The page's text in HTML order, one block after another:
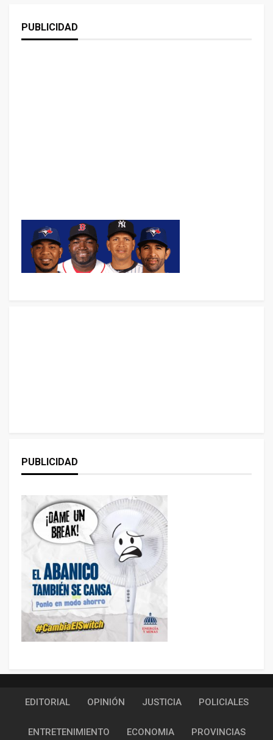
PUBLICIDAD
PUBLICIDAD
EDITORIAL OPINIÓN JUSTICIA POLICIALES
ENTRETENIMIENTO ECONOMIA PROVINCIAS